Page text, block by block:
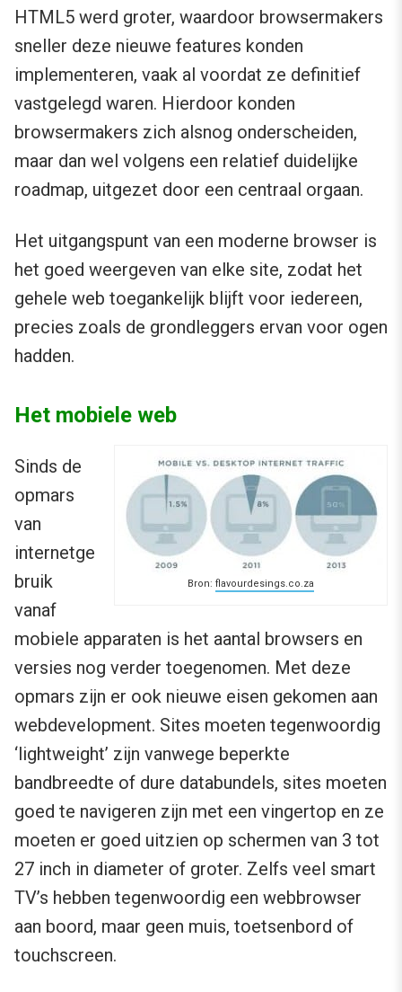
HTML5 werd groter, waardoor browsermakers
sneller deze nieuwe features konden
implementeren, vaak al voordat ze definitief
vastgelegd waren. Hierdoor konden
browsermakers zich alsnog onderscheiden,
maar dan wel volgens een relatief duidelijke
roadmap, uitgezet door een centraal orgaan.
Het uitgangspunt van een moderne browser is
het goed weergeven van elke site, zodat het
gehele web toegankelijk blijft voor iedereen,
precies zoals de grondleggers ervan voor ogen
hadden.
Het mobiele web
Bron: flavourdesings.co.za
Sinds de
opmars
van
internetge
bruik
vanaf
mobiele apparaten is het aantal browsers en
versies nog verder toegenomen. Met deze
opmars zijn er ook nieuwe eisen gekomen aan
webdevelopment. Sites moeten tegenwoordig
‘lightweight’ zijn vanwege beperkte
bandbreedte of dure databundels, sites moeten
goed te navigeren zijn met een vingertop en ze
moeten er goed uitzien op schermen van 3 tot
27 inch in diameter of groter. Zelfs veel smart
TV’s hebben tegenwoordig een webbrowser
aan boord, maar geen muis, toetsenbord of
touchscreen.